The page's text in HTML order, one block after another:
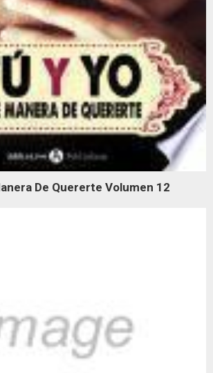
De Quererte Volumen 12